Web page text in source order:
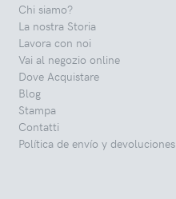
Chi siamo?
La nostra Storia
Lavora con noi
Vai al negozio online
Dove Acquistare
Blog
Stampa
Contatti
Política de envío y devoluciones